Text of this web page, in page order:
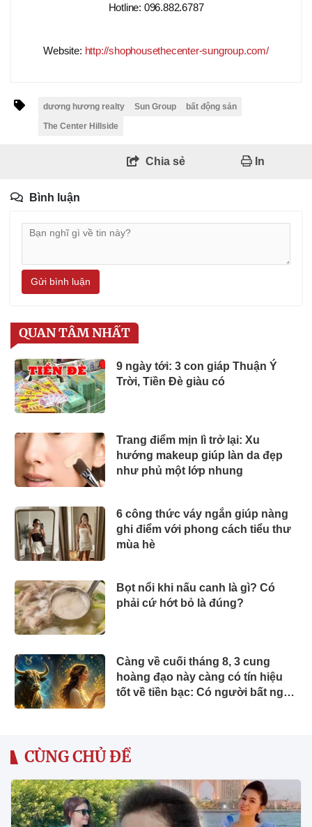
Hotline: 096.882.6787
Website: http://shophousethecenter-sungroup.com/
dương hương realty Sun Group
bất động sản
The Center Hillside
Chia sẻ In
Bình luận
Gửi bình luận
QUAN TÂM NHẤT
9 ngày tới: 3 con giáp Thuận Ý
Trời, Tiền Đè giàu có
Trang điểm mịn lì trở lại: Xu
hướng makeup giúp làn da đẹp
như phủ một lớp nhung
6 công thức váy ngắn giúp nàng
ghi điểm với phong cách tiểu thư
mùa hè
Bọt nổi khi nấu canh là gì? Có
phải cứ hớt bỏ là đúng?
Càng về cuối tháng 8, 3 cung
hoàng đạo này càng có tín hiệu
tốt về tiền bạc: Có người bất ngờ
CÙNG CHỦ ĐỀ